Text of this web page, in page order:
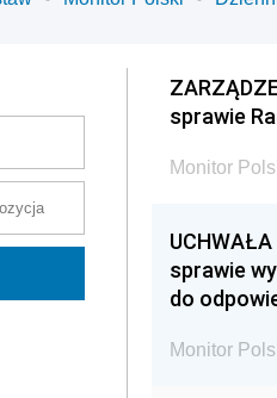
sprawie
Monitor
sprawie
do
Monitor